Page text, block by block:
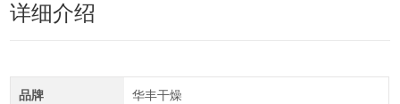
详细介绍
品牌 华丰干燥